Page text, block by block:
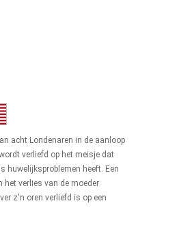
acht Londenaren in de aanloop
verliefd op het meisje dat
huwelijksproblemen heeft. Een
verlies van de moeder
z'n oren verliefd is op een